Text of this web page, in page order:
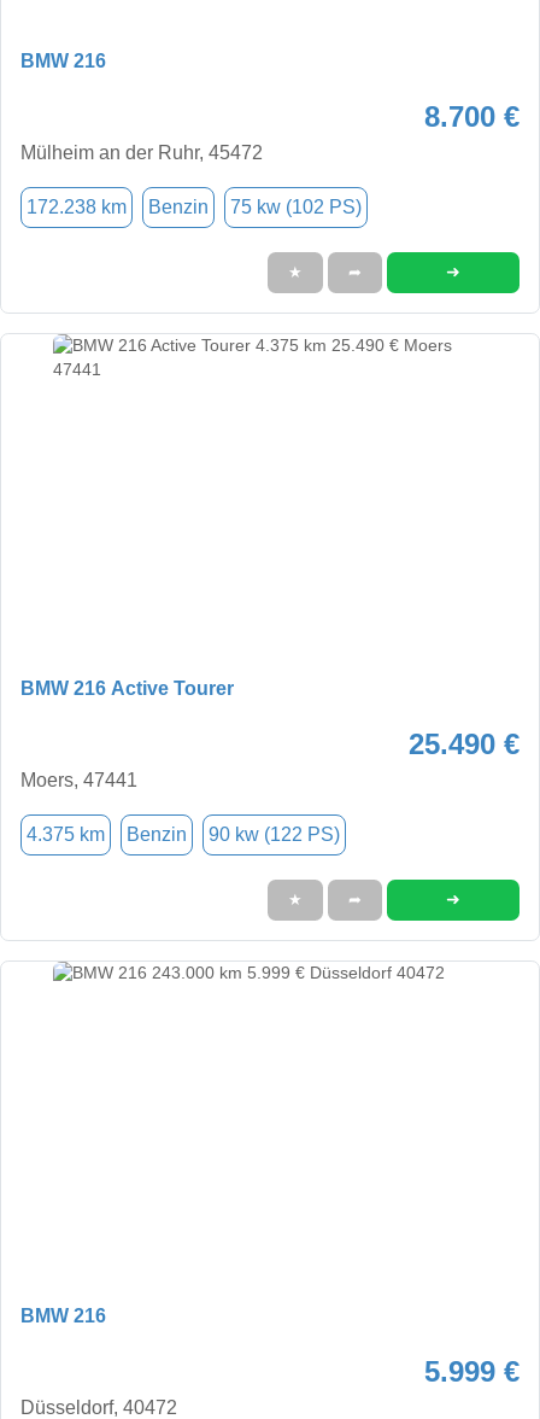
BMW 216
8.700 €
Mülheim an der Ruhr, 45472
172.238 km Benzin 75 kw (102 PS)
★ ➦ ➜
BMW 216 Active Tourer
25.490 €
Moers, 47441
4.375 km Benzin 90 kw (122 PS)
★ ➦ ➜
BMW 216
5.999 €
Düsseldorf, 40472